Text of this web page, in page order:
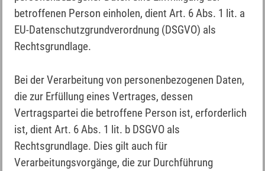
betroffenen Person einholen, dient Art. 6 Abs. 1 lit. a
EU-Datenschutzgrundverordnung (DSGVO) als
Rechtsgrundlage.
Bei der Verarbeitung von personenbezogenen Daten,
die zur Erfüllung eines Vertrages, dessen
Vertragspartei die betroffene Person ist, erforderlich
ist, dient Art. 6 Abs. 1 lit. b DSGVO als
Rechtsgrundlage. Dies gilt auch für
Verarbeitungsvorgänge, die zur Durchführung